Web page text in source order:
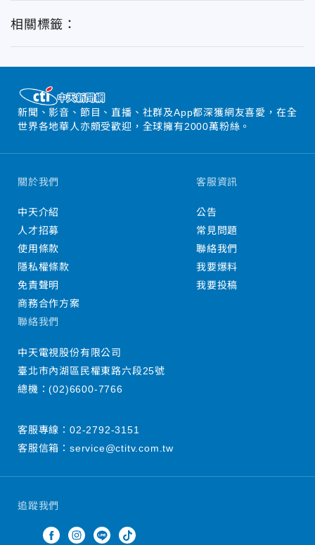
相關標籤：
新聞、影音、節目、直播、社群及App都深獲網友喜愛，在全
世界各地華人亦頗受歡迎，全球擁有2000萬粉絲。
追蹤我們
關於我們
中天介紹
人才招募
使用條款
隱私權條款
免責聲明
商務合作方案
客服資訊
公告
常見問題
聯絡我們
我要爆料
我要投稿
聯絡我們
中天電視股份有限公司
臺北市內湖區民權東路六段25號
總機：(02)6600-7766
客服專線： 02-2792-3151
客服信箱： service@ctitv.com.tw